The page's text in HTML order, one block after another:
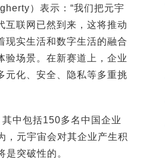
）表示：“我们把元宇
互联网已然到来，这将推动
现实生活和数字生活的融合
验场景。在新赛道上，企业
元化、安全、隐私等多重挑
中包括150多名中国企业
，元宇宙会对其企业产生积
是突破性的。